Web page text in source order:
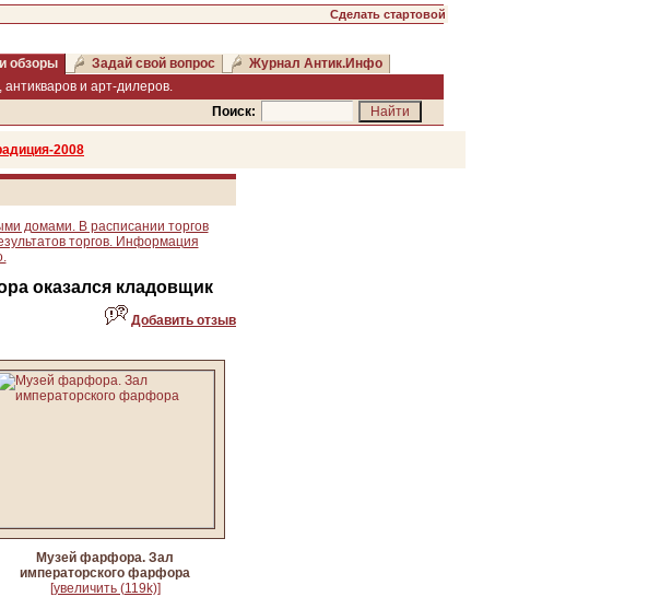
Сделать стартовой
обзоры Задай свой вопрос
Журнал Антик.Инфо
и арт-дилеров.
Поиск:
2008
домами. В расписании торгов
торгов. Информация
оказался кладовщик
Добавить отзыв
Музей фарфора. Зал
императорского фарфора
[увеличить (119k)]